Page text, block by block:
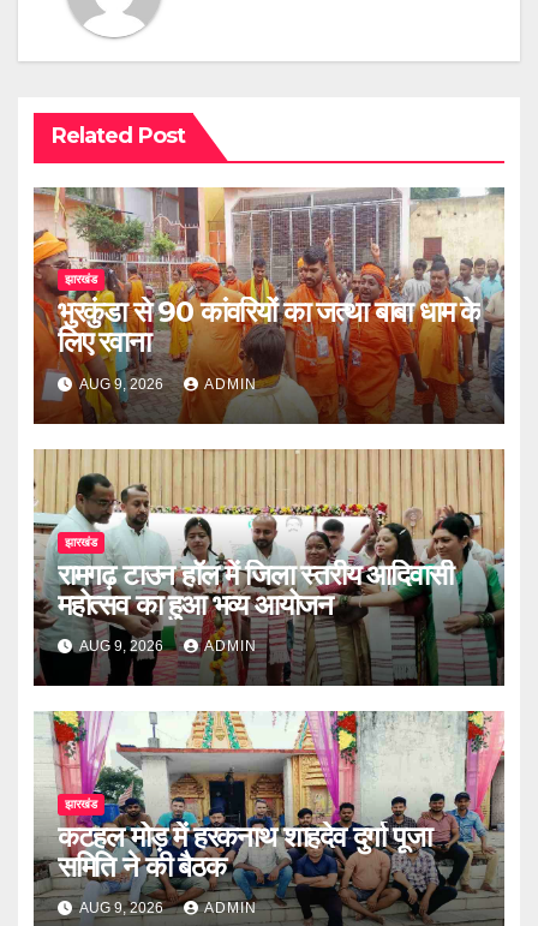
Related Post
झारखंड
भुरकुंडा से 90 कांवरियों का जत्था बाबा धाम के
लिए रवाना
AUG 9, 2026 ADMIN
झारखंड
रामगढ़ टाउन हॉल में जिला स्तरीय आदिवासी
महोत्सव का हुआ भव्य आयोजन
AUG 9, 2026 ADMIN
झारखंड
कटहल मोड़ में हरकनाथ शाहदेव दुर्गा पूजा
समिति ने की बैठक
AUG 9, 2026 ADMIN